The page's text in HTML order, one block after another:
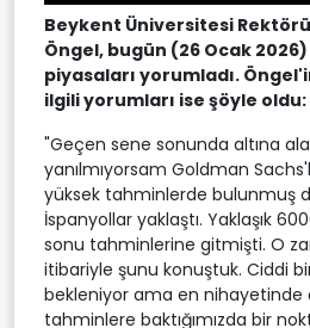
Beykent Üniversitesi Rektörü
Öngel, bugün (26 Ocak
piyasaları yorumladı.
ilgili yorumları ise şöyle oldu:
"Geçen sene sonunda altına
yanılmıyorsam Goldman
yüksek tahminlerde bulunmuş
İspanyollar yaklaştı. Yaklaşık
sonu tahminlerine gitmişti. O
itibariyle şunu konuştuk. Ciddi
bekleniyor ama en nihayetinde
tahminlere baktığımızda bir